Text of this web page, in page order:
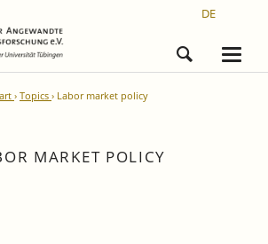
DE
Topics Labor market policy
MARKET POLICY